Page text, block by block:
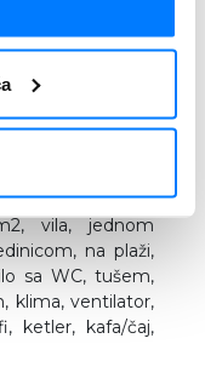
vila, jednom
na plaži,
sa WC, tušem,
klima, ventilator,
ketler, kafa/čaj,